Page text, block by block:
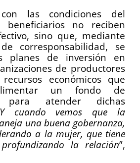
las condiciones del
beneficiarios no reciben
sino que, mediante
corresponsabilidad, se
planes de inversión en
de productores
económicos que
un fondo de
para atender dichas
cuando vemos que la
una buena gobernanza,
a la mujer, que tiene
la relación”,